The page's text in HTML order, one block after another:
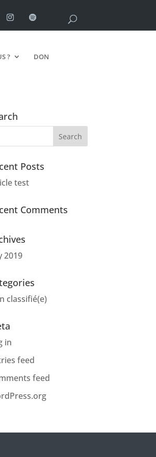
? DON
Posts
test
Comments
2019
classifié(e)
in
feed
feed